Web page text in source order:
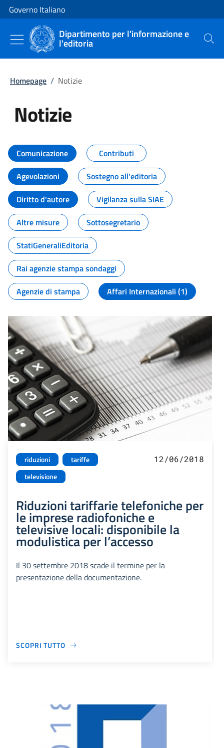
Vai al contenuto
Vai alla navigazione del sito
Governo Italiano
Dipartimento per l'informazione e
l'editoria Cerca
Homepage / Notizie
Notizie
Tutti i contenuti della pagina
Comunicazione
Contributi
Agevolazioni
Sostegno all'editoria
Diritto d'autore
Vigilanza sulla SIAE
Altre misure
Sottosegretario
StatiGeneraliEditoria
Rai agenzie stampa sondaggi
Agenzie di stampa
Affari Internazionali (1)
riduzioni
tariffe
televisione
12/06/2018
Riduzioni tariffarie telefoniche per
le imprese radiofoniche e
televisive locali: disponibile la
modulistica per l’accesso
Il 30 settembre 2018 scade il termine per la
presentazione della documentazione.
SCOPRI TUTTO